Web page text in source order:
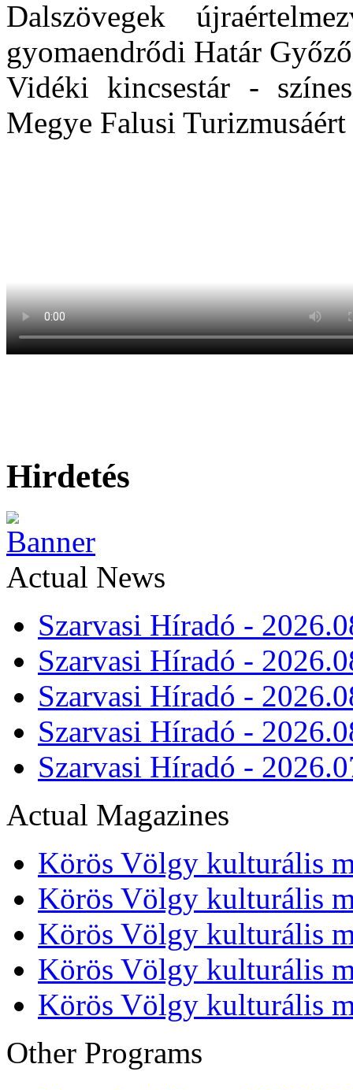
Dalszövegek
gyomaendrődi Határ
Vidéki kincsestár -
Megye Falusi
Hirdetés
Actual News
Szarvasi Híradó -
Szarvasi Híradó -
Szarvasi Híradó -
Szarvasi Híradó -
Szarvasi Híradó -
Actual Magazines
Körös Völgy kulturális
Körös Völgy kulturális
Körös Völgy kulturális
Körös Völgy kulturális
Körös Völgy kulturális
Other Programs